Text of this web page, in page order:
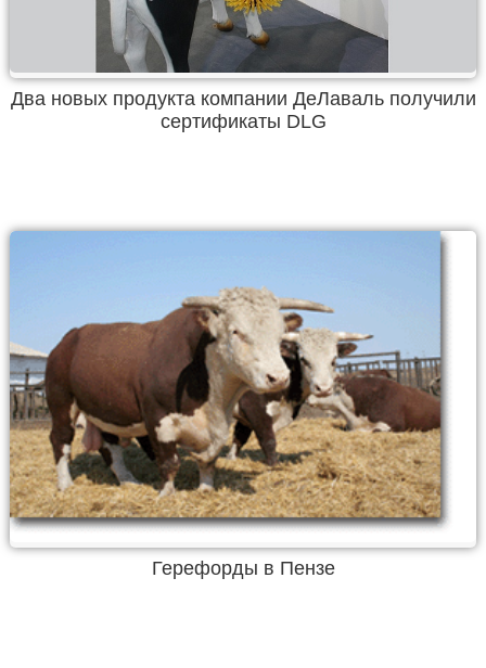
Два новых продукта компании ДеЛаваль получили
сертификаты DLG
Герефорды в Пензе